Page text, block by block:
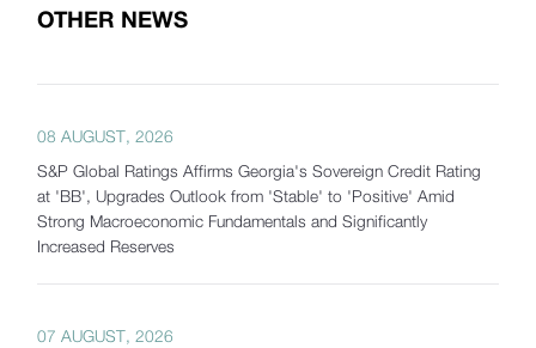
OTHER NEWS
08 AUGUST, 2026
S&P Global Ratings Affirms Georgia's Sovereign Credit Rating
at 'BB', Upgrades Outlook from 'Stable' to 'Positive' Amid
Strong Macroeconomic Fundamentals and Significantly
Increased Reserves
07 AUGUST, 2026